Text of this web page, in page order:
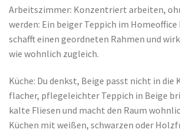
Arbeitszimmer: Konzentriert arbeiten,
werden: Ein beiger Teppich im
schafft einen geordneten Rahmen und
wie wohnlich zugleich.
Küche: Du denkst, Beige passt nicht in die
flacher, pflegeleichter Teppich in Beige
kalte Fliesen und macht den Raum
Küchen mit weißen, schwarzen oder